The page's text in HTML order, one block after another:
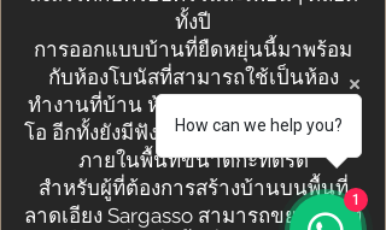
ทั้งปี
การออกแบบบ้านที่ยืดหยุ่นนี้มาพร้อม
กับห้องโบนัสที่สามารถใช้เป็นห้อง
ทำงานที่บ้าน ห้องรับรองแขก หรือสตูดิ
โอ อีกทั้งยังมีฟังก์ชันการใช้งานเพิ่มเติม
ภายในพื้นที่ขนาดกะทัดรัด
สำหรับผู้ที่ต้องการสร้างบ้านบนพื้นที่
ลาดเอียง Sargasso สามารถขยายพื้นที่
How can we help you?
1